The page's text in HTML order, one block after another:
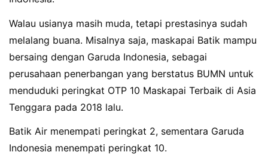
Walau usianya masih muda, tetapi prestasinya sudah
melalang buana. Misalnya saja, maskapai Batik mampu
bersaing dengan Garuda Indonesia, sebagai
perusahaan penerbangan yang berstatus BUMN untuk
menduduki peringkat OTP 10 Maskapai Terbaik di Asia
Tenggara pada 2018 lalu.
Batik Air menempati peringkat 2, sementara Garuda
Indonesia menempati peringkat 10.